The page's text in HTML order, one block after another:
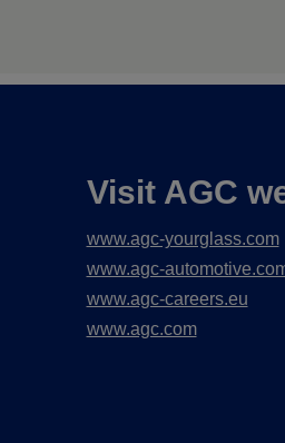
Visit AGC
www.agc-yourglass.com
www.agc-
www.agc-careers.eu
www.agc.com